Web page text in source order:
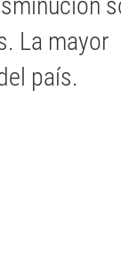
La mayor
país.